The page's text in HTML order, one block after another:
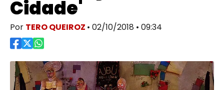
Cidade'
Por TERO QUEIROZ • 02/10/2018 • 09:34